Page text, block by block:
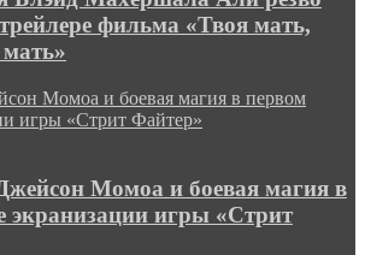
фильма «Твоя мать,
Момоа и боевая магия в первом
игры «Стрит Файтер»
Момоа и боевая магия в
экранизации игры «Стрит